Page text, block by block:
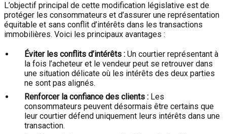
L’objectif principal de cette modification législative est de
protéger les consommateurs et d’assurer une représentation
équitable et sans conflit d’intérêts dans les transactions
immobilières. Voici les principaux avantages :
Éviter les conflits d’intérêts : Un courtier représentant à
la fois l’acheteur et le vendeur peut se retrouver dans
une situation délicate où les intérêts des deux parties
ne sont pas alignés.
Renforcer la confiance des clients : Les
consommateurs peuvent désormais être certains que
leur courtier défend uniquement leurs intérêts dans une
transaction.